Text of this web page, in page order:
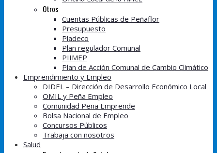
Otros
Cuentas Públicas de Peñaflor
Presupuesto
Pladeco
Plan regulador Comunal
PIIMEP
Plan de Acción Comunal de Cambio Climático
Emprendimiento y Empleo
DIDEL – Dirección de Desarrollo Económico Local
OMIL y Peña Empleo
Comunidad Peña Emprende
Bolsa Nacional de Empleo
Concursos Públicos
Trabaja con nosotros
Salud